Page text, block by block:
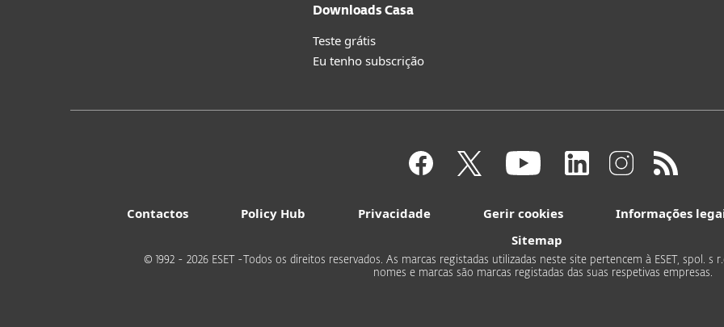
Downloads Casa
Teste grátis
Eu tenho subscrição
Contactos Policy Hub Privacidade Gerir cookies Informações
Sitemap
© 1992 - 2026 ESET -Todos os direitos reservados. As marcas registadas utilizadas neste site pertencem à ESET, spol. s
nomes e marcas são marcas registadas das suas respetivas empresas.